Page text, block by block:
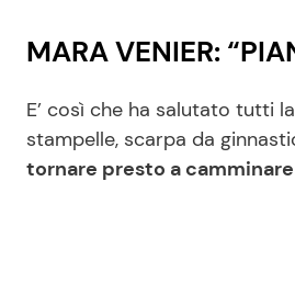
MARA VENIER:
E’ così che ha salutato tutti
stampelle, scarpa da
tornare presto a